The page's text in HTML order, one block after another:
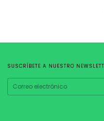
SUSCRÍBETE A NUESTRO